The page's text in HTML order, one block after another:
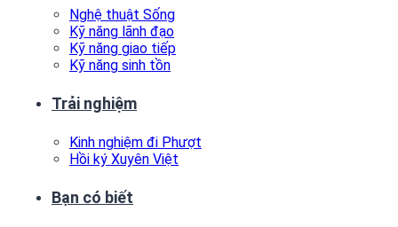
Nghệ thuật Sống
Kỹ năng lãnh đạo
Kỹ năng giao tiếp
Kỹ năng sinh tồn
Trải nghiệm
Kinh nghiệm đi Phượt
Hồi ký Xuyên Việt
Bạn có biết